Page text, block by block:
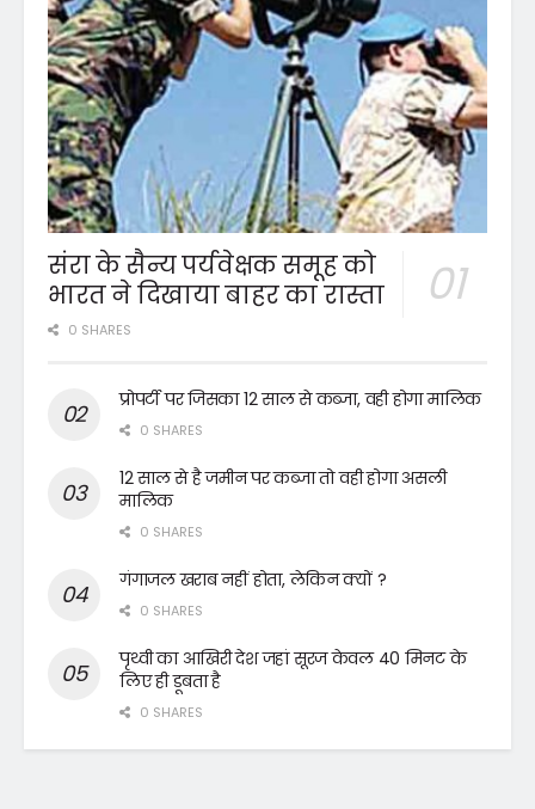
संरा के सैन्य पर्यवेक्षक समूह को
भारत ने दिखाया बाहर का रास्ता
0 SHARES
प्रोपर्टी पर जिसका 12 साल से कब्जा, वही होगा मालिक
0 SHARES
12 साल से है जमीन पर कब्जा तो वही होगा असली
मालिक
0 SHARES
गंगाजल खराब नहीं होता, लेकिन क्यों ?
0 SHARES
पृथ्वी का आखिरी देश जहां सूरज केवल 40 मिनट के
लिए ही डूबता है
0 SHARES